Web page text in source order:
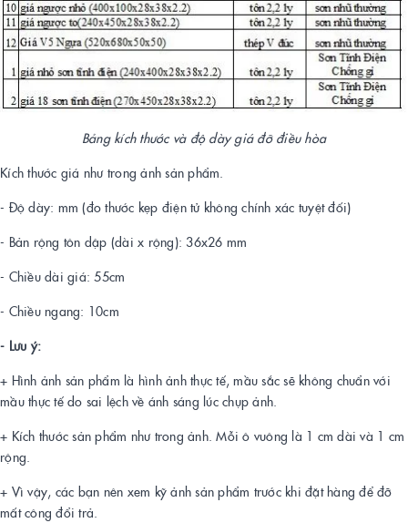
Bảng kích thước và độ dày giá đỡ điều hòa
Kích thước giá như trong ảnh sản phẩm.
- Độ dày: mm (đo thước kẹp điện tử không chính xác tuyệt đối)
- Bản rộng tôn dập (dài x rộng): 36x26 mm
- Chiều dài giá: 55cm
- Chiều ngang: 10cm
- Lưu ý:
+ Hình ảnh sản phẩm là hình ảnh thực tế, mầu sắc sẽ không chuẩn với
mầu thực tế do sai lệch về ánh sáng lúc chụp ảnh.
+ Kích thước sản phẩm như trong ảnh. Mỗi ô vuông là 1 cm dài và 1 cm
rộng.
+ Vì vậy, các bạn nên xem kỹ ảnh sản phẩm trước khi đặt hàng để đỡ
mất công đổi trả.